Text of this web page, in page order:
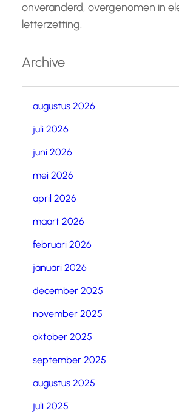
onveranderd, overgenomen in
letterzetting.
Archive
augustus 2026
juli 2026
juni 2026
mei 2026
april 2026
maart 2026
februari 2026
januari 2026
december 2025
november 2025
oktober 2025
september 2025
augustus 2025
juli 2025